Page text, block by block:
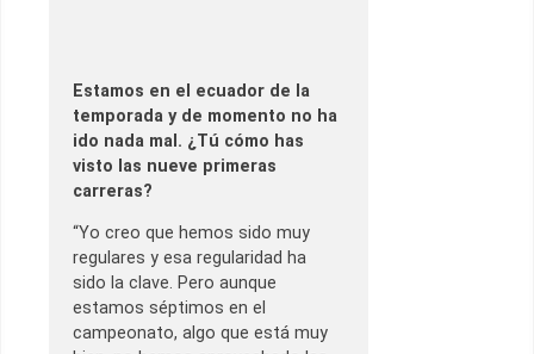
Estamos en el ecuador de la
temporada y de momento no ha
ido nada mal. ¿Tú cómo has
visto las nueve primeras
carreras?
“Yo creo que hemos sido muy
regulares y esa regularidad ha
sido la clave. Pero aunque
estamos séptimos en el
campeonato, algo que está muy